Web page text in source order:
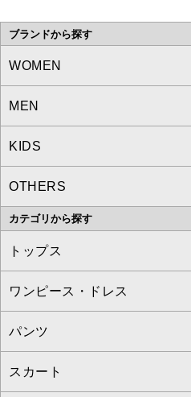
ブランドから探す
WOMEN
a.v.v
MICHEL KLEIN
MK MICHEL KLEIN
OFUON le MK
MEN
a.v.v
MICHEL KLEIN HOMME
MK MICHEL KLEIN HOMME
KIDS
a.v.v
OTHERS
MK MICHEL KLEIN BAG
カテゴリから探す
トップス
すべてのトップス
カットソー・Tシャツ
ブラウス・シャツ
ワンピース・ドレス
すべてのワンピース・ドレス
ワンピース
パンツ
すべてのパンツ
スカート